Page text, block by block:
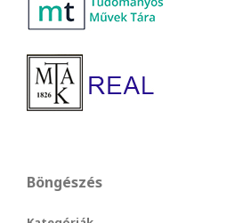
Böngészés